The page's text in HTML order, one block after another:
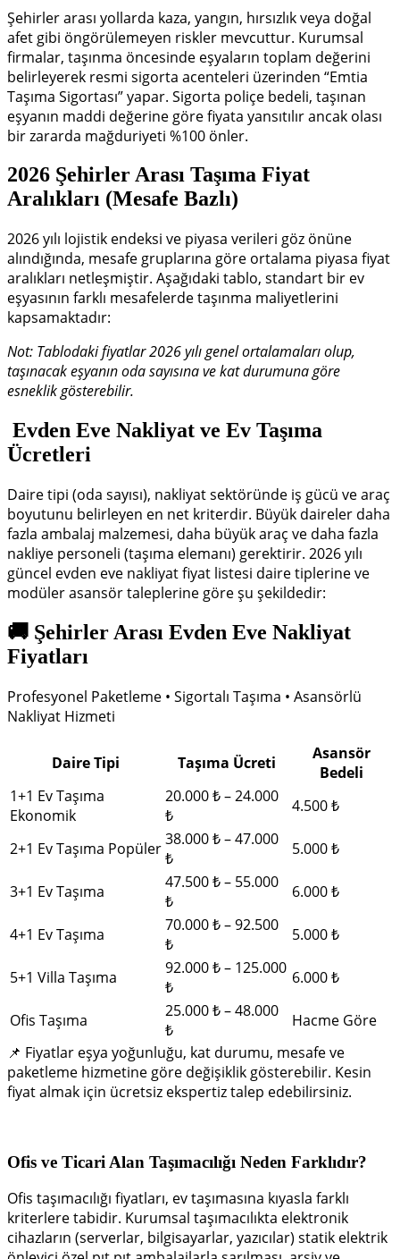
Şehirler arası yollarda kaza, yangın, hırsızlık veya doğal
afet gibi öngörülemeyen riskler mevcuttur. Kurumsal
firmalar, taşınma öncesinde eşyaların toplam değerini
belirleyerek resmi sigorta acenteleri üzerinden “Emtia
Taşıma Sigortası” yapar. Sigorta poliçe bedeli, taşınan
eşyanın maddi değerine göre fiyata yansıtılır ancak olası
bir zararda mağduriyeti %100 önler.
2026 Şehirler Arası Taşıma Fiyat
Aralıkları (Mesafe Bazlı)
2026 yılı lojistik endeksi ve piyasa verileri göz önüne
alındığında, mesafe gruplarına göre ortalama piyasa fiyat
aralıkları netleşmiştir. Aşağıdaki tablo, standart bir ev
eşyasının farklı mesafelerde taşınma maliyetlerini
kapsamaktadır:
Not: Tablodaki fiyatlar 2026 yılı genel ortalamaları olup,
taşınacak eşyanın oda sayısına ve kat durumuna göre
esneklik gösterebilir.
Evden Eve Nakliyat ve Ev Taşıma
Ücretleri
Daire tipi (oda sayısı), nakliyat sektöründe iş gücü ve araç
boyutunu belirleyen en net kriterdir. Büyük daireler daha
fazla ambalaj malzemesi, daha büyük araç ve daha fazla
nakliye personeli (taşıma elemanı) gerektirir. 2026 yılı
güncel evden eve nakliyat fiyat listesi daire tiplerine ve
modüler asansör taleplerine göre şu şekildedir:
🚚 Şehirler Arası Evden Eve Nakliyat
Fiyatları
Profesyonel Paketleme • Sigortalı Taşıma • Asansörlü
Nakliyat Hizmeti
Daire Tipi Taşıma Ücreti
Asansör
Bedeli
1+1 Ev Taşıma
Ekonomik
20.000 ₺ – 24.000
₺
4.500 ₺
2+1 Ev Taşıma Popüler38.000 ₺ – 47.000
₺
5.000 ₺
3+1 Ev Taşıma
47.500 ₺ – 55.000
₺
6.000 ₺
4+1 Ev Taşıma
70.000 ₺ – 92.500
₺
5.000 ₺
5+1 Villa Taşıma
92.000 ₺ – 125.000
₺
6.000 ₺
Ofis Taşıma
25.000 ₺ – 48.000
₺
Hacme Göre
📌 Fiyatlar eşya yoğunluğu, kat durumu, mesafe ve
paketleme hizmetine göre değişiklik gösterebilir. Kesin
fiyat almak için ücretsiz ekspertiz talep edebilirsiniz.
Ofis ve Ticari Alan Taşımacılığı Neden Farklıdır?
Ofis taşımacılığı fiyatları, ev taşımasına kıyasla farklı
kriterlere tabidir. Kurumsal taşımacılıkta elektronik
cihazların (serverlar, bilgisayarlar, yazıcılar) statik elektrik